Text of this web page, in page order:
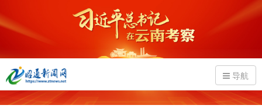
导航